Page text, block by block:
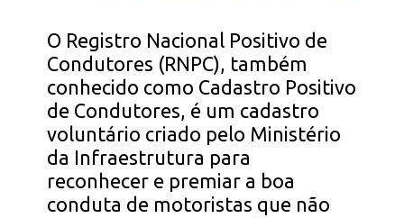
O Registro Nacional Positivo de
Condutores (RNPC), também
conhecido como Cadastro Positivo
de Condutores, é um cadastro
voluntário criado pelo Ministério
da Infraestrutura para
reconhecer e premiar a boa
conduta de motoristas que não